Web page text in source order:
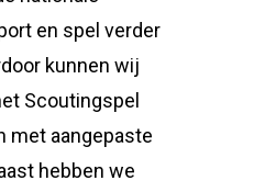
en spel verder
kunnen wij
Scoutingspel
met aangepaste
hebben we